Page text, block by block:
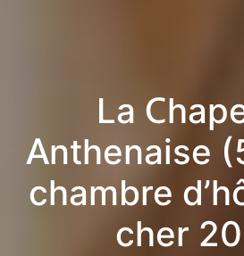
La
Anthenaise
chambre
cher